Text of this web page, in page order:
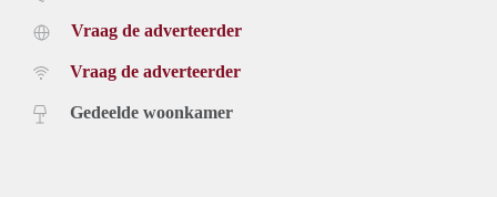
Vraag de adverteerder
Vraag de adverteerder
Gedeelde woonkamer